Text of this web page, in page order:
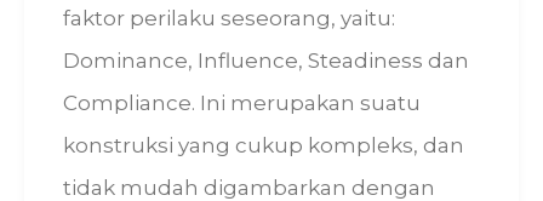
faktor perilaku seseorang, yaitu:
Dominance, Influence, Steadiness dan
Compliance. Ini merupakan suatu
konstruksi yang cukup kompleks, dan
tidak mudah digambarkan dengan